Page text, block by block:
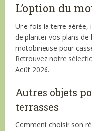
L’option du
Une fois la terre aérée,
de planter vos plans
motobineuse pour
Retrouvez notre
Août 2026.
Autres objets
terrasses
Comment choisir son